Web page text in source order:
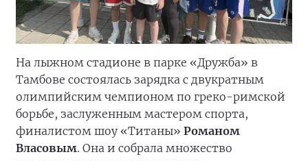
На лыжном стадионе в парке «Дружба» в
Тамбове состоялась зарядка с двукратным
олимпийским чемпионом по греко-римской
борьбе, заслуженным мастером спорта,
финалистом шоу «Титаны» Романом
Власовым. Она и собрала множество